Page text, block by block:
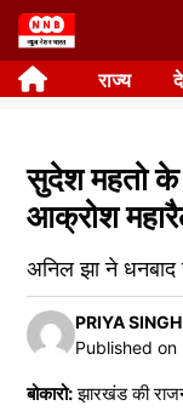
Skip
to
content राज्य
सुदेश महतो के
आक्रोश
अनिल झा ने
PRIYA SINGH
Published on
बोकारो:झारखंड की